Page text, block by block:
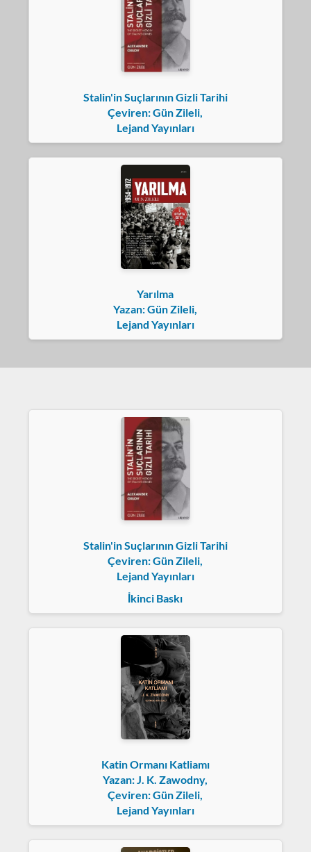
Stalin'in Suçlarının Gizli Tarihi
Çeviren: Gün Zileli,
Lejand Yayınları
Yarılma
Yazan: Gün Zileli,
Lejand Yayınları
Stalin'in Suçlarının Gizli Tarihi
Çeviren: Gün Zileli,
Lejand Yayınları
İkinci Baskı
Katin Ormanı Katliamı
Yazan: J. K. Zawodny,
Çeviren: Gün Zileli,
Lejand Yayınları